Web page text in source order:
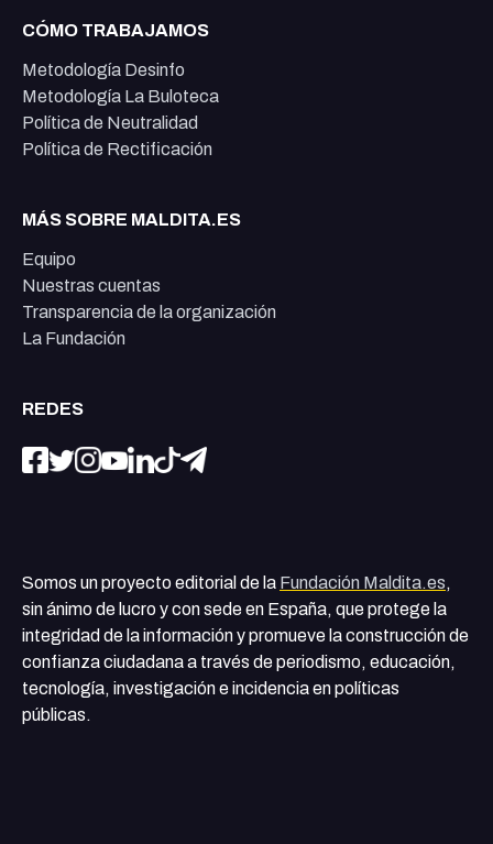
CÓMO TRABAJAMOS
Metodología Desinfo
Metodología La Buloteca
Política de Neutralidad
Política de Rectificación
MÁS SOBRE MALDITA.ES
Equipo
Nuestras cuentas
Transparencia de la organización
La Fundación
REDES
Somos un proyecto editorial de la Fundación Maldita.es,
sin ánimo de lucro y con sede en España, que protege la
integridad de la información y promueve la construcción de
confianza ciudadana a través de periodismo, educación,
tecnología, investigación e incidencia en políticas
públicas.